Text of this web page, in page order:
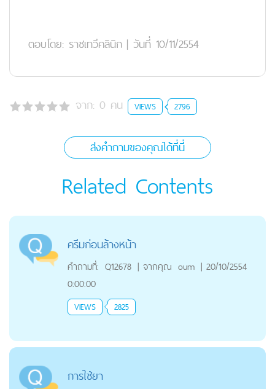
ตอบโดย: ราชเทวีคลินิก | วันที่ 10/11/2554
จาก: 0 คน VIEWS 2796
ส่งคำถามของคุณได้ที่นี่
Related Contents
ครีมก่อนล้างหน้า
คำถามที่: Q12678 | จากคุณ oum | 20/10/2554
0:00:00
VIEWS 2825
การใช้ยา